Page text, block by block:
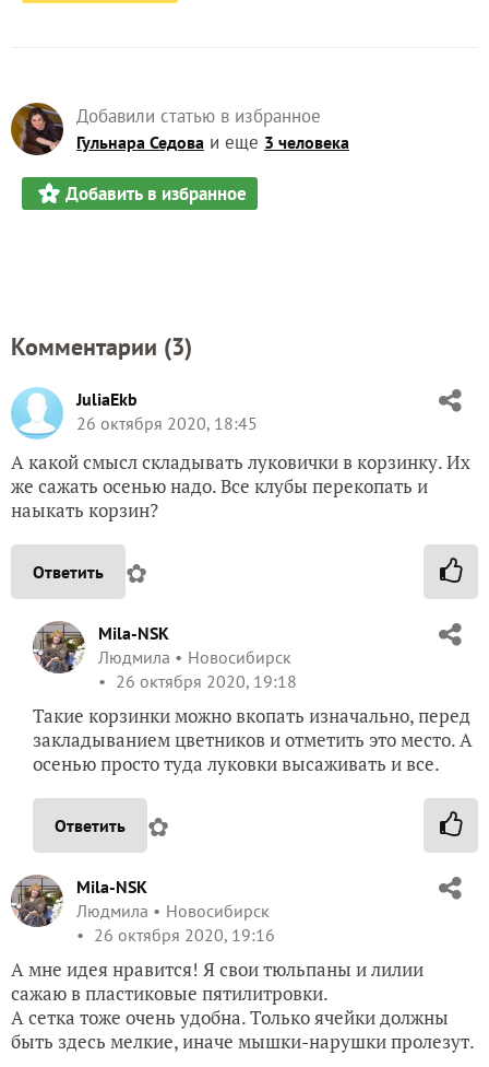
Добавили статью в избранное
Гульнара Седова и еще 3 человека
Добавить в избранное
Комментарии (3)
JuliaEkb
26 октября 2020, 18:45
А какой смысл складывать луковички в корзинку. Их
же сажать осенью надо. Все клубы перекопать и
наыкать корзин?
Ответить ✿
Mila-NSK
Людмила
Новосибирск
26 октября 2020, 19:18
Такие корзинки можно вкопать изначально, перед
закладыванием цветников и отметить это место. А
осенью просто туда луковки высаживать и все.
Ответить ✿
Mila-NSK
Людмила
Новосибирск
26 октября 2020, 19:16
А мне идея нравится! Я свои тюльпаны и лилии
сажаю в пластиковые пятилитровки.
А сетка тоже очень удобна. Только ячейки должны
быть здесь мелкие, иначе мышки-нарушки пролезут.